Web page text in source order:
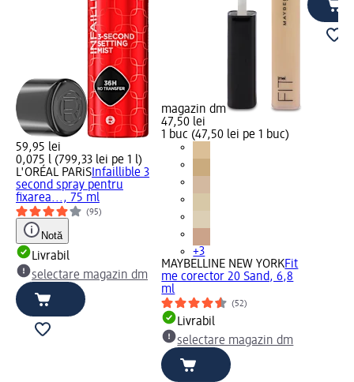
59,95 lei
0,075 l (799,33 lei pe 1 l)
L'ORÉAL PARiS Infaillible 3
second spray pentru
fixarea..., 75 ml
(95)
Notă
Livrabil
selectare magazin dm
magazin dm
47,50 lei
1 buc (47,50 lei pe 1 buc)
+3
MAYBELLINE NEW YORKFit
me corector 20 Sand, 6,8
ml
(52)
Livrabil
selectare magazin dm